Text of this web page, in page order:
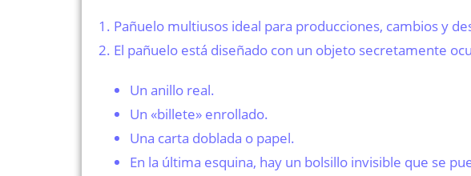
Pañuelo multiusos ideal para producciones, cambios y
El pañuelo está diseñado con un objeto secretamente
Un anillo real.
Un «billete» enrollado.
Una carta doblada o papel.
En la última esquina, hay un bolsillo invisible que se